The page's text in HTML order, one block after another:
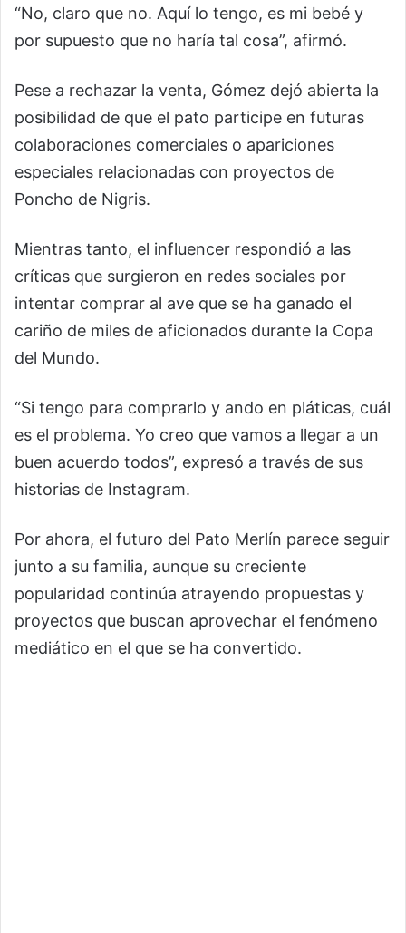
“No, claro que no. Aquí lo tengo, es mi bebé y
por supuesto que no haría tal cosa”, afirmó.
Pese a rechazar la venta, Gómez dejó abierta la
posibilidad de que el pato participe en futuras
colaboraciones comerciales o apariciones
especiales relacionadas con proyectos de
Poncho de Nigris.
Mientras tanto, el influencer respondió a las
críticas que surgieron en redes sociales por
intentar comprar al ave que se ha ganado el
cariño de miles de aficionados durante la Copa
del Mundo.
“Si tengo para comprarlo y ando en pláticas, cuál
es el problema. Yo creo que vamos a llegar a un
buen acuerdo todos”, expresó a través de sus
historias de Instagram.
Por ahora, el futuro del Pato Merlín parece seguir
junto a su familia, aunque su creciente
popularidad continúa atrayendo propuestas y
proyectos que buscan aprovechar el fenómeno
mediático en el que se ha convertido.